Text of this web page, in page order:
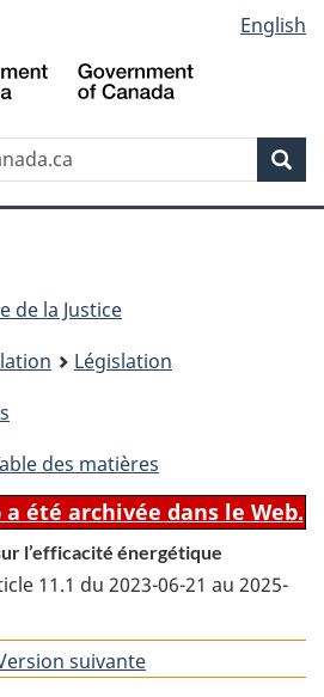
au
contenu
propos
de
la
HTML
simplifiée
English
de la Justice
Législation
des matières
a été archivée dans le Web.
l’efficacité énergétique
11.1 du 2023-06-21 au 2025-
suivante